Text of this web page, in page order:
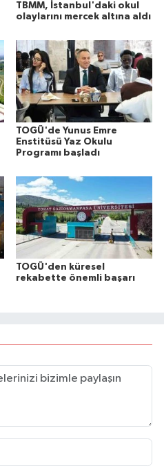
TBMM, İstanbul'daki okul
olaylarını mercek altına aldı
TOGÜ'de Yunus Emre
Enstitüsü Yaz Okulu
Programı başladı
TOGÜ'den küresel
rekabette önemli başarı